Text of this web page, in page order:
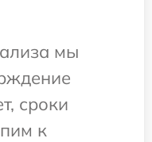
мы
сроки
к